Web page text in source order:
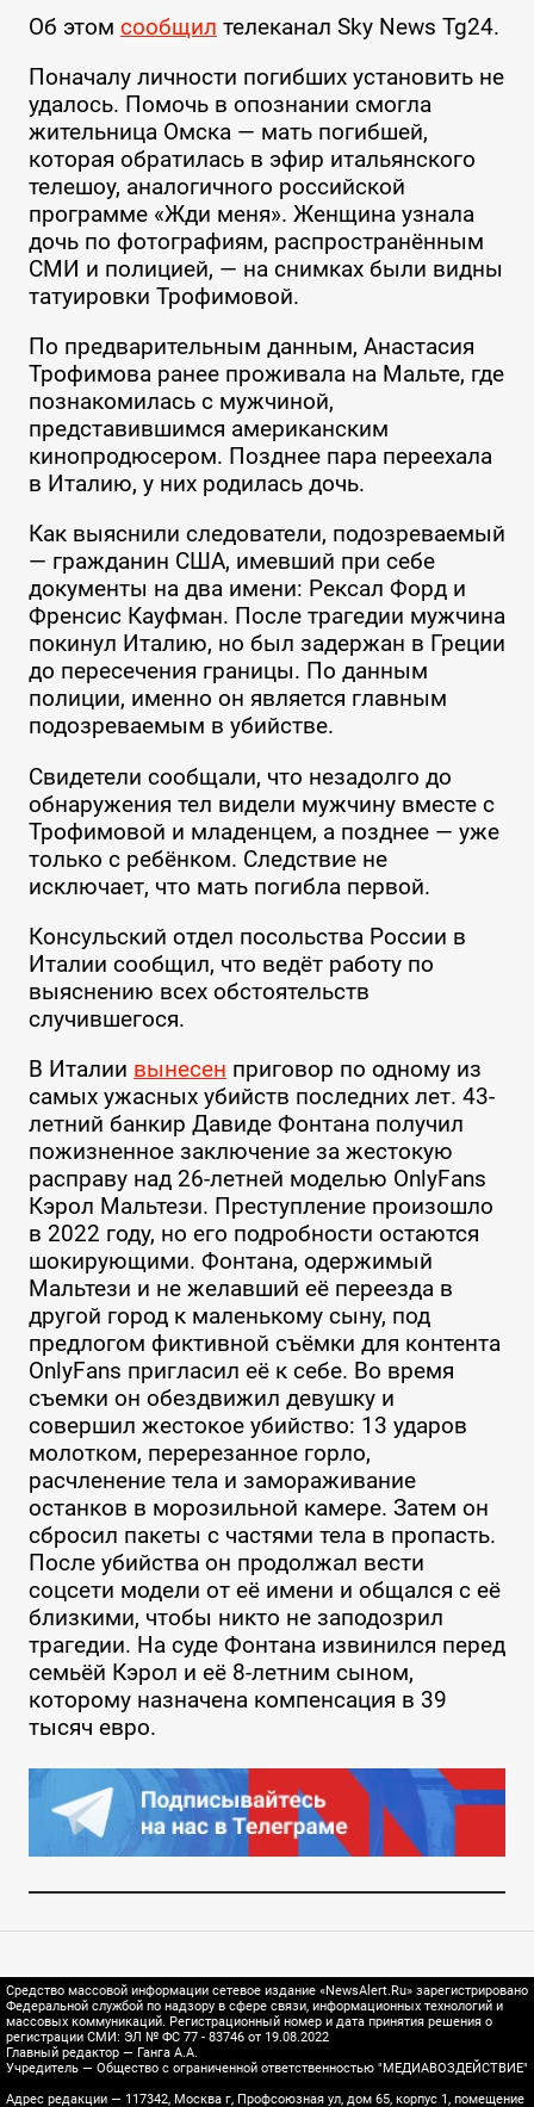
Об этом сообщил телеканал Sky News Tg24.
Поначалу личности погибших установить не
удалось. Помочь в опознании смогла
жительница Омска — мать погибшей,
которая обратилась в эфир итальянского
телешоу, аналогичного российской
программе «Жди меня». Женщина узнала
дочь по фотографиям, распространённым
СМИ и полицией, — на снимках были видны
татуировки Трофимовой.
По предварительным данным, Анастасия
Трофимова ранее проживала на Мальте, где
познакомилась с мужчиной,
представившимся американским
кинопродюсером. Позднее пара переехала
в Италию, у них родилась дочь.
Как выяснили следователи, подозреваемый
— гражданин США, имевший при себе
документы на два имени: Рексал Форд и
Френсис Кауфман. После трагедии мужчина
покинул Италию, но был задержан в Греции
до пересечения границы. По данным
полиции, именно он является главным
подозреваемым в убийстве.
Свидетели сообщали, что незадолго до
обнаружения тел видели мужчину вместе с
Трофимовой и младенцем, а позднее — уже
только с ребёнком. Следствие не
исключает, что мать погибла первой.
Консульский отдел посольства России в
Италии сообщил, что ведёт работу по
выяснению всех обстоятельств
случившегося.
В Италии вынесен приговор по одному из
самых ужасных убийств последних лет. 43-
летний банкир Давиде Фонтана получил
пожизненное заключение за жестокую
расправу над 26-летней моделью OnlyFans
Кэрол Мальтези. Преступление произошло
в 2022 году, но его подробности остаются
шокирующими. Фонтана, одержимый
Мальтези и не желавший её переезда в
другой город к маленькому сыну, под
предлогом фиктивной съёмки для контента
OnlyFans пригласил её к себе. Во время
съемки он обездвижил девушку и
совершил жестокое убийство: 13 ударов
молотком, перерезанное горло,
расчленение тела и замораживание
останков в морозильной камере. Затем он
сбросил пакеты с частями тела в пропасть.
После убийства он продолжал вести
соцсети модели от её имени и общался с её
близкими, чтобы никто не заподозрил
трагедии. На суде Фонтана извинился перед
семьёй Кэрол и её 8-летним сыном,
которому назначена компенсация в 39
тысяч евро.
Средство массовой информации сетевое издание «NewsAlert.Ru» зарегистрировано
Федеральной службой по надзору в сфере связи, информационных технологий и
массовых коммуникаций. Регистрационный номер и дата принятия решения о
регистрации СМИ: ЭЛ № ФС 77 - 83746 от 19.08.2022
Главный редактор — Ганга А.А.
Учредитель — Общество с ограниченной ответственностью "МЕДИАВОЗДЕЙСТВИЕ"
Адрес редакции — 117342, Москва г, Профсоюзная ул, дом 65, корпус 1, помещение